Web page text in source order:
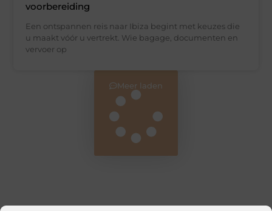
voorbereiding
Een ontspannen reis naar Ibiza begint met keuzes die
u maakt vóór u vertrekt. Wie bagage, documenten en
vervoer op
Meer laden